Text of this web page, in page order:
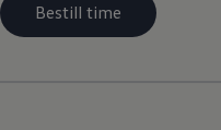
Bestill time